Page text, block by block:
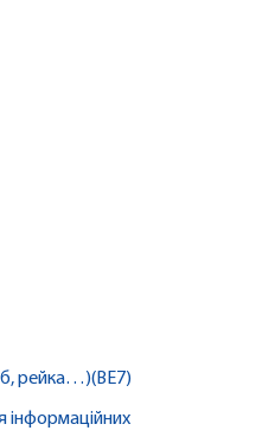
рейка…)(BE7)
інформаційних